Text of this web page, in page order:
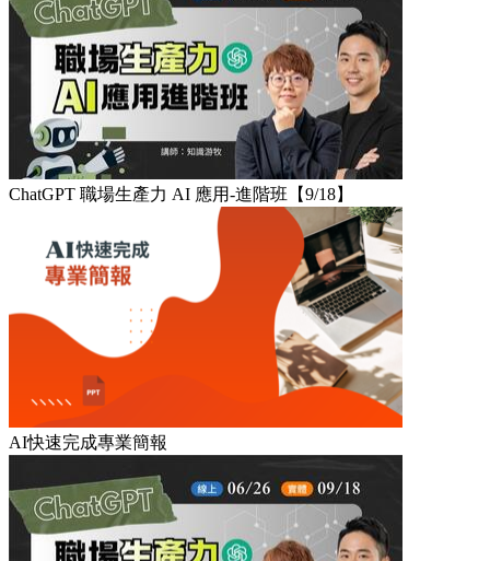
ChatGPT 職場生產力 AI 應用-進階班【9/18】
AI快速完成專業簡報